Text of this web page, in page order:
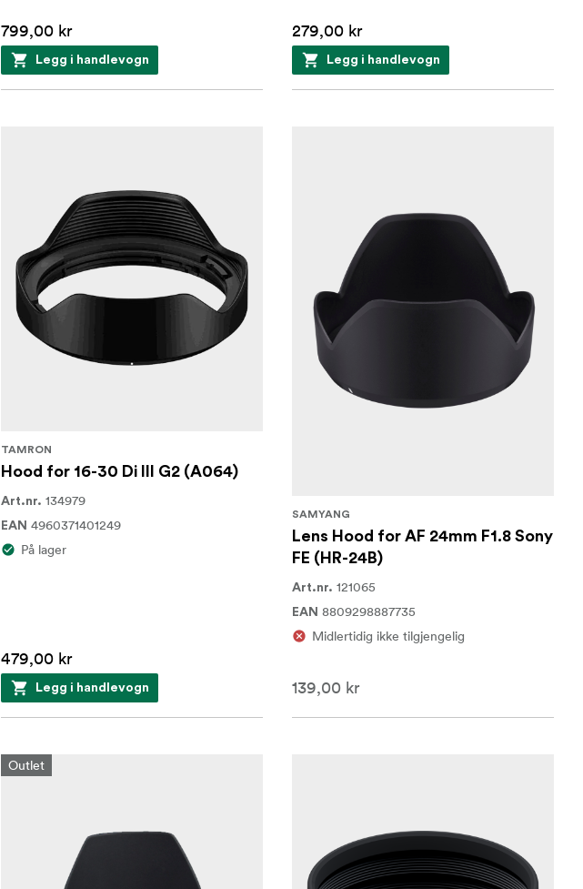
799,00 kr
Legg i handlevogn
279,00 kr
Legg i handlevogn
TAMRON
Hood for 16-30 Di III G2 (A064)
Art.nr. 134979
EAN 4960371401249
På lager
479,00 kr
Legg i handlevogn
SAMYANG
Lens Hood for AF 24mm F1.8 Sony
FE (HR-24B)
Art.nr. 121065
EAN 8809298887735
Midlertidig ikke tilgjengelig
139,00 kr
Outlet